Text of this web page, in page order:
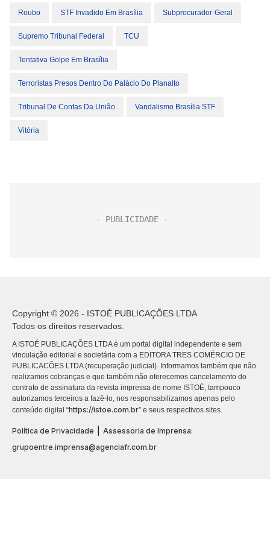
Roubo STF Invadido Em Brasília Subprocurador-Geral
Supremo Tribunal Federal TCU
Tentativa Golpe Em Brasília
Terroristas Presos Dentro Do Palácio Do Planalto
Tribunal De Contas Da União Vandalismo Brasília STF
Vitória
Copyright © 2026 - ISTOÉ PUBLICAÇÕES LTDA
Todos os direitos reservados.
A ISTOÉ PUBLICAÇÕES LTDA é um portal digital independente e sem
vinculação editorial e societária com a EDITORA TRES COMÉRCIO DE
PUBLICACÕES LTDA (recuperação judicial). Informamos também que não
realizamos cobranças e que também não oferecemos cancelamento do
contrato de assinatura da revista impressa de nome ISTOÉ, tampouco
autorizamos terceiros a fazê-lo, nos responsabilizamos apenas pelo
conteúdo digital “https://istoe.com.br” e seus respectivos sites.
Política de Privacidade
Assessoria de Imprensa:
grupoentre.imprensa@agenciafr.com.br